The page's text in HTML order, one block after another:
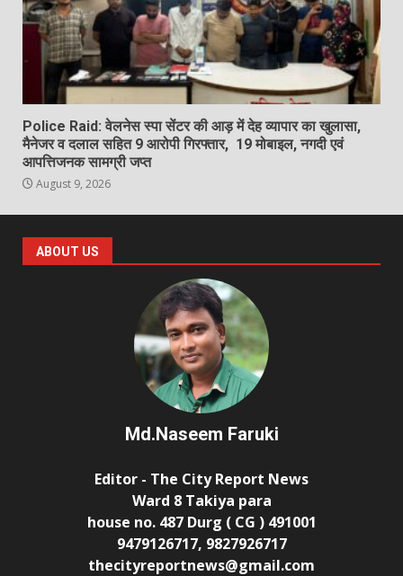
Police Raid: वेलनेस स्पा सेंटर की आड़ में देह व्यापार का खुलासा,
मैनेजर व दलाल सहित 9 आरोपी गिरफ्तार, 19 मोबाइल, नगदी एवं
आपत्तिजनक सामग्री जप्त
August 9, 2026
ABOUT US
Md.Naseem Faruki
Editor - The City Report News
Ward 8 Takiya para
house no. 487 Durg ( CG ) 491001
9479126717, 9827926717
thecityreportnews@gmail.com